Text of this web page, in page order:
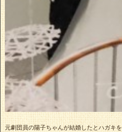
元劇団員の陽子ちゃんが結婚したとハガキを